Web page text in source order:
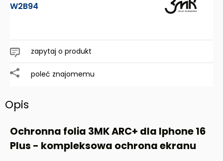
W2B94
zapytaj o produkt
poleć znajomemu
Opis
Ochronna folia 3MK ARC+ dla Iphone 16
Plus - kompleksowa ochrona ekranu